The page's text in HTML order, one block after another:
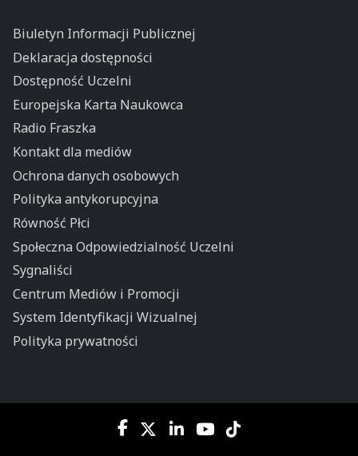
Biuletyn Informacji Publicznej
Deklaracja dostępności
Dostępność Uczelni
Europejska Karta Naukowca
Radio Fraszka
Kontakt dla mediów
Ochrona danych osobowych
Polityka antykorupcyjna
Równość Płci
Społeczna Odpowiedzialność Uczelni
Sygnaliści
Centrum Mediów i Promocji
System Identyfikacji Wizualnej
Polityka prywatności